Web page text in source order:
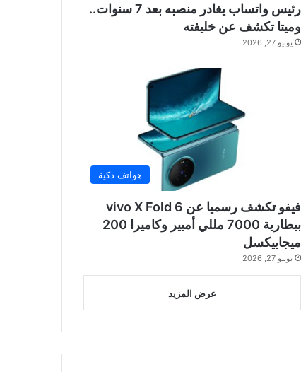
رئيس واتساب يغادر منصبه بعد 7 سنوات..
وميتا تكشف عن خليفته
يونيو 27, 2026
هواتف ذكية
فيفو تكشف رسميا عن vivo X Fold 6
ببطارية 7000 مللي أمبير وكاميرا 200
ميجابيكسل
يونيو 27, 2026
عرض المزيد